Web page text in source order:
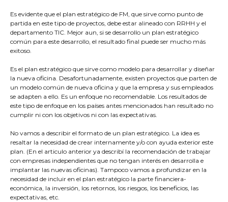
Es evidente que el plan estratégico de FM, que sirve como punto de
partida en este tipo de proyectos, debe estar alineado con RRHH y el
departamento TIC. Mejor aun, si se desarrollo un plan estratégico
común para este desarrollo, el resultado final puede ser mucho más
exitoso.
Es el plan estratégico que sirve como modelo para desarrollar y diseñar
la nueva oficina. Desafortunadamente, existen proyectos que parten de
un modelo común de nueva oficina y que la empresa y sus empleados
se adapten a ello. Es un enfoque no recomendable. Los resultados de
este tipo de enfoque en los países antes mencionados han resultado no
cumplir ni con los objetivos ni con las expectativas.
No vamos a describir el formato de un plan estratégico. La idea es
resaltar la necesidad de crear internamente y/o con ayuda exterior este
plan. (En el articulo anterior ya describí la recomendación de trabajar
con empresas independientes que no tengan interés en desarrolla e
implantar las nuevas oficinas). Tampoco vamos a profundizar en la
necesidad de incluir en el plan estratégico la parte financiera-
económica, la inversión, los retornos, los riesgos, los beneficios, las
expectativas, etc.